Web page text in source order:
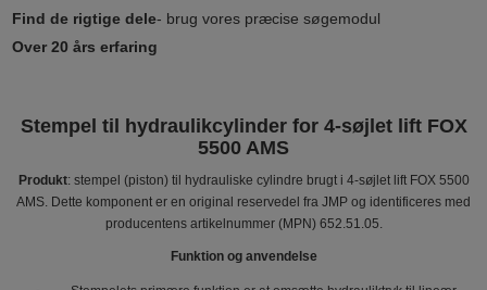
Find de rigtige dele- brug vores præcise søgemodul
Over 20 års erfaring
Stempel til hydraulikcylinder for 4-søjlet lift FOX
5500 AMS
Produkt: stempel (piston) til hydrauliske cylindre brugt i 4-søjlet lift FOX 5500
AMS. Dette komponent er en original reservedel fra JMP og identificeres med
producentens artikelnummer (MPN) 652.51.05.
Funktion og anvendelse